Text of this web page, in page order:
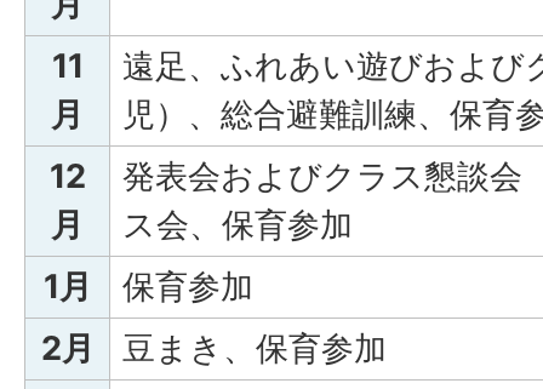
11
月
遠足、ふれあい遊びおよび
児）、総合避難訓練、保育
12
月
発表会およびクラス懇談会
ス会、保育参加
1月
保育参加
2月
豆まき、保育参加